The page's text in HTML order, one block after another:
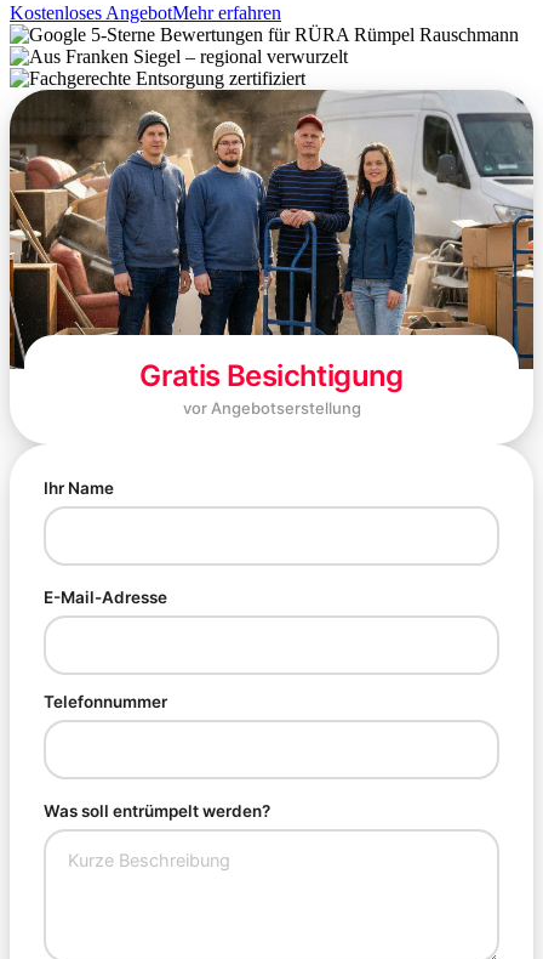
Kostenloses AngebotMehr erfahren
Gratis Besichtigung
vor Angebotserstellung
Ihr Name
E-Mail-Adresse
Telefonnummer
Was soll entrümpelt werden?